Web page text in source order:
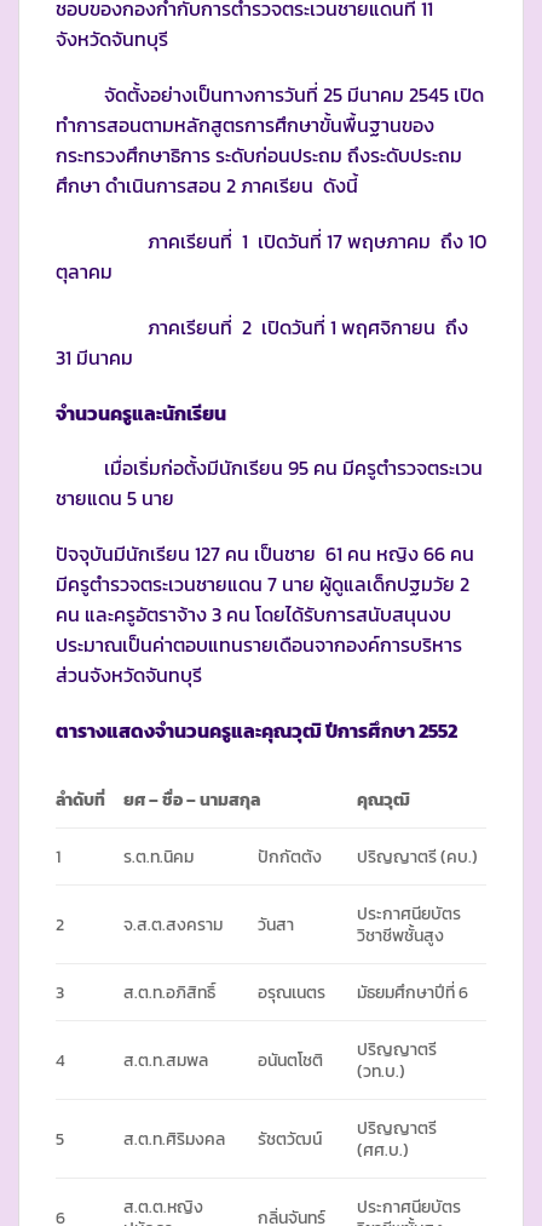
ชอบของกองกำกับการตำรวจตระเวนชายแดนที่ 11
จังหวัดจันทบุรี
จัดตั้งอย่างเป็นทางการวันที่ 25 มีนาคม 2545 เปิด
ทำการสอนตามหลักสูตรการศึกษาขั้นพื้นฐานของ
กระทรวงศึกษาธิการ ระดับก่อนประถม ถึงระดับประถม
ศึกษา ดำเนินการสอน 2 ภาคเรียน ดังนี้
ภาคเรียนที่ 1 เปิดวันที่ 17 พฤษภาคม ถึง 10
ตุลาคม
ภาคเรียนที่ 2 เปิดวันที่ 1 พฤศจิกายน ถึง
31 มีนาคม
จำนวนครูและนักเรียน
เมื่อเริ่มก่อตั้งมีนักเรียน 95 คน มีครูตำรวจตระเวน
ชายแดน 5 นาย
ปัจจุบันมีนักเรียน 127 คน เป็นชาย 61 คน หญิง 66 คน
มีครูตำรวจตระเวนชายแดน 7 นาย ผู้ดูแลเด็กปฐมวัย 2
คน และครูอัตราจ้าง 3 คน โดยได้รับการสนับสนุนงบ
ประมาณเป็นค่าตอบแทนรายเดือนจากองค์การบริหาร
ส่วนจังหวัดจันทบุรี
ตารางแสดงจำนวนครูและคุณวุฒิ ปีการศึกษา2552
ลำดับที่ ยศ–ชื่อ – นามสกุล คุณวุฒิ
1 ร.ต.ท.นิคม ปักกัตตัง ปริญญาตรี (คบ.)
2 จ.ส.ต.สงคราม วันสา
ประกาศนียบัตร
วิชาชีพชั้นสูง
3 ส.ต.ท.อภิสิทธิ์ อรุณเนตร มัธยมศึกษาปีที่ 6
4 ส.ต.ท.สมพล อนันตโชติ
ปริญญาตรี
(วท.บ.)
5 ส.ต.ท.ศิริมงคล รัชตวัฒน์
ปริญญาตรี
(ศศ.บ.)
6
ส.ต.ต.หญิง
กลิ่นจันทร์
ประกาศนียบัตร